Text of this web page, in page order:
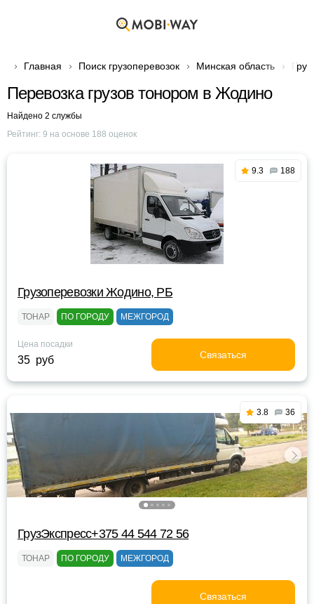
Главная Поиск грузоперевозок Минская область
Перевозка грузов тонором в Жодино
Найдено 2 службы
Рейтинг: 9 на основе 188 оценок
9.3 188
Грузоперевозки Жодино, РБ
ТОНАР ПО ГОРОДУ МЕЖГОРОД
Цена посадки
35 руб Связаться
3.8 36
ГрузЭкспресс+375 44 544 72 56
ТОНАР ПО ГОРОДУ МЕЖГОРОД
Связаться